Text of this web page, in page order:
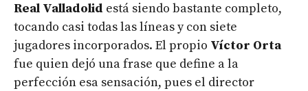
Real Valladolid está siendo bastante completo,
tocando casi todas las líneas y con siete
jugadores incorporados. El propio Víctor Orta
fue quien dejó una frase que define a la
perfección esa sensación, pues el director